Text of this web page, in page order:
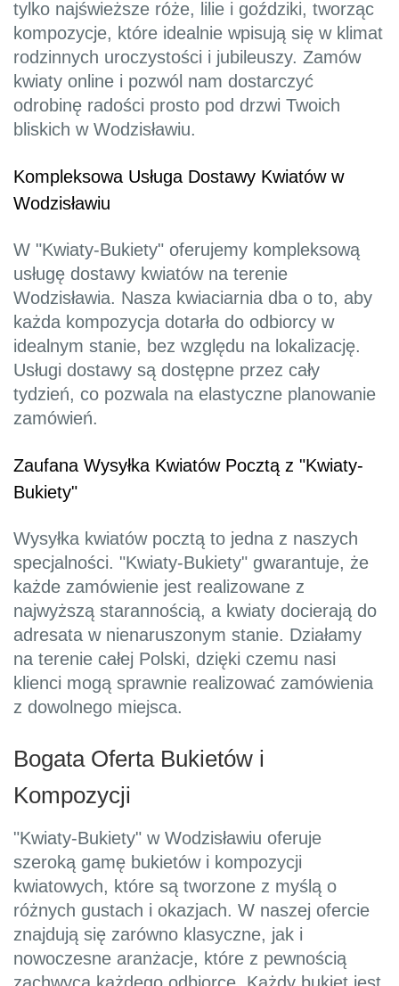
tylko najświeższe róże, lilie i goździki, tworząc
kompozycje, które idealnie wpisują się w klimat
rodzinnych uroczystości i jubileuszy. Zamów
kwiaty online i pozwól nam dostarczyć
odrobinę radości prosto pod drzwi Twoich
bliskich w Wodzisławiu.
Kompleksowa Usługa Dostawy Kwiatów w
Wodzisławiu
W "Kwiaty-Bukiety" oferujemy kompleksową
usługę dostawy kwiatów na terenie
Wodzisławia. Nasza kwiaciarnia dba o to, aby
każda kompozycja dotarła do odbiorcy w
idealnym stanie, bez względu na lokalizację.
Usługi dostawy są dostępne przez cały
tydzień, co pozwala na elastyczne planowanie
zamówień.
Zaufana Wysyłka Kwiatów Pocztą z "Kwiaty-
Bukiety"
Wysyłka kwiatów pocztą to jedna z naszych
specjalności. "Kwiaty-Bukiety" gwarantuje, że
każde zamówienie jest realizowane z
najwyższą starannością, a kwiaty docierają do
adresata w nienaruszonym stanie. Działamy
na terenie całej Polski, dzięki czemu nasi
klienci mogą sprawnie realizować zamówienia
z dowolnego miejsca.
Bogata Oferta Bukietów i
Kompozycji
"Kwiaty-Bukiety" w Wodzisławiu oferuje
szeroką gamę bukietów i kompozycji
kwiatowych, które są tworzone z myślą o
różnych gustach i okazjach. W naszej ofercie
znajdują się zarówno klasyczne, jak i
nowoczesne aranżacje, które z pewnością